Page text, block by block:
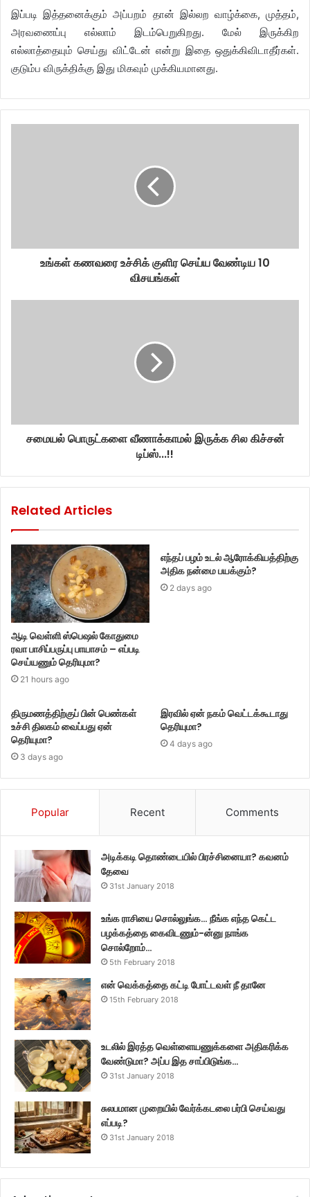
இப்படி இத்தனைக்கும் அப்பறம் தான் இல்லற வாழ்க்கை, முத்தம்,
அரவணைப்பு எல்லாம் இடம்பெறுகிறது. மேல் இருக்கிற
எல்லாத்தையும் செய்து விட்டேன் என்று இதை ஒதுக்கிவிடாதீர்கள்.
குடும்ப விருக்திக்கு இது மிகவும் முக்கியமானது.
உங்கள் கணவரை உச்சிக் குளிர செய்ய வேண்டிய 10
விசயங்கள்
சமையல் பொருட்களை வீணாக்காமல் இருக்க சில கிச்சன்
டிப்ஸ்...!!
Related Articles
ஆடி வெள்ளி ஸ்பெஷல் கோதுமை
ரவா பாசிப்பருப்பு பாயாசம் – எப்படி
செய்யணும் தெரியுமா?
21 hours ago
எந்தப் பழம் உடல் ஆரோக்கியத்திற்கு
அதிக நன்மை பயக்கும்?
2 days ago
திருமணத்திற்குப் பின் பெண்கள்
உச்சி திலகம் வைப்பது ஏன்
தெரியுமா?
3 days ago
இரவில் ஏன் நகம் வெட்டக்கூடாது
தெரியுமா?
4 days ago
Popular Recent Comments
அடிக்கடி தொண்டையில் பிரச்சினையா? கவனம்
தேவை
31st January 2018
உங்க ராசியை சொல்லுங்க… நீங்க எந்த கெட்ட
பழக்கத்தை கைவிடணும்-ன்னு நாங்க
சொல்றோம்…
5th February 2018
என் வெக்கத்தை கட்டி போட்டவள் நீ தானே
15th February 2018
உடலில் இரத்த வெள்ளையணுக்களை அதிகரிக்க
வேண்டுமா? அப்ப இத சாப்பிடுங்க…
31st January 2018
சுலபமான முறையில் வேர்க்கடலை பர்பி செய்வது
எப்படி?
31st January 2018